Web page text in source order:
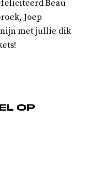
Beau
Joep
met jullie dik
OP